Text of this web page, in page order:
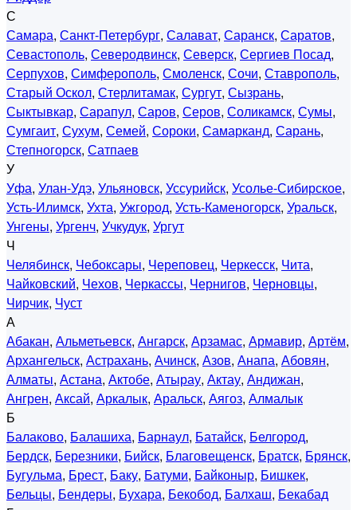
С
Самара, Санкт-Петербург, Салават, Саранск, Саратов,
Севастополь, Северодвинск, Северск, Сергиев Посад,
Серпухов, Симферополь, Смоленск, Сочи, Ставрополь,
Старый Оскол, Стерлитамак, Сургут, Сызрань,
Сыктывкар, Сарапул, Саров, Серов, Соликамск, Сумы,
Сумгаит, Сухум, Семей, Сороки, Самарканд, Сарань,
Степногорск, Сатпаев
У
Уфа, Улан-Удэ, Ульяновск, Уссурийск, Усолье-Сибирское,
Усть-Илимск, Ухта, Ужгород, Усть-Каменогорск, Уральск,
Унгены, Ургенч, Учкудук, Ургут
Ч
Челябинск, Чебоксары, Череповец, Черкесск, Чита,
Чайковский, Чехов, Черкассы, Чернигов, Черновцы,
Чирчик, Чуст
А
Абакан, Альметьевск, Ангарск, Арзамас, Армавир, Артём,
Архангельск, Астрахань, Ачинск, Азов, Анапа, Абовян,
Алматы, Астана, Актобе, Атырау, Актау, Андижан,
Ангрен, Аксай, Аркалык, Аральск, Аягоз, Алмалык
Б
Балаково, Балашиха, Барнаул, Батайск, Белгород,
Бердск, Березники, Бийск, Благовещенск, Братск, Брянск,
Бугульма, Брест, Баку, Батуми, Байконыр, Бишкек,
Бельцы, Бендеры, Бухара, Бекобод, Балхаш, Бекабад